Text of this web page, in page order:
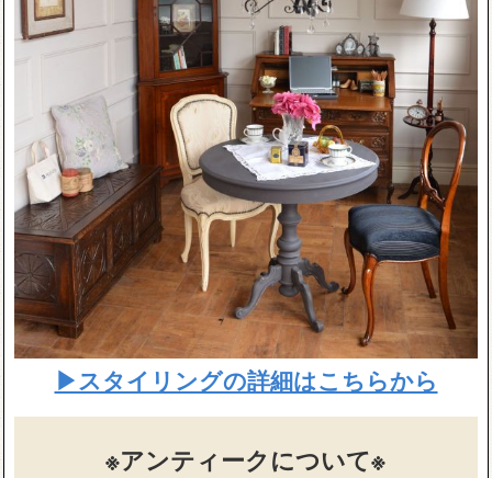
▶スタイリングの詳細はこちらから
※アンティークについて※